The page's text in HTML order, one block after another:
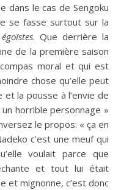
dans le cas de Sengoku
se fasse surtout sur la
égoïstes. Que derrière la
de la première saison
moral et qui est
chose qu’elle peut
la pousse à l’envie de
horrible personnage »
le propos: « ça en
c’est une meuf qui
voulait parce que
et tout lui était
et mignonne, c’est donc